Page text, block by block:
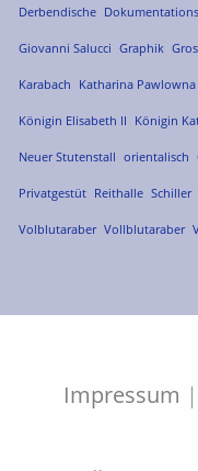
Derbendische
Giovanni Salucci Graphik
Karabach Katharina Pawlowna
Königin Elisabeth II Königin
Neuer Stutenstall orientalisch
Privatgestüt Reithalle Schiller
Volblutaraber Vollblutaraber
Impressum |